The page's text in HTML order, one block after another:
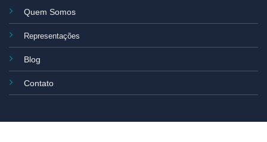
Quem Somos
Representações
Blog
Contato